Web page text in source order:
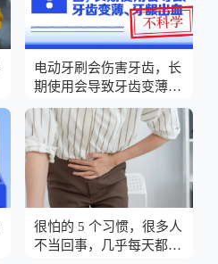
电动牙刷会伤害牙齿，长
期使用会导致牙齿变薄、
牙龈出血？
很怕的 5 个习惯，很多人
不当回事，几乎每天都在